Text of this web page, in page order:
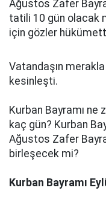
Ağustos Zafer
tatili 10 gün olacak
için gözler
Vatandaşın
kesinleşti.
Kurban Bayramı ne
kaç gün? Kurban
Ağustos Zafer
birleşecek mi?
Kurban Bayramı